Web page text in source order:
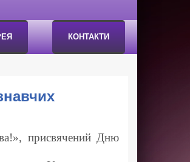
КОНТАКТИ
присвячений Дню